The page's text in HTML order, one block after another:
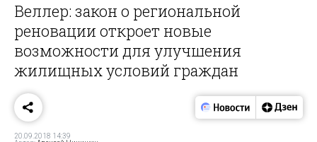
Веллер: закон о региональной
реновации откроет новые
возможности для улучшения
жилищных условий граждан
20.09.2018 14:39